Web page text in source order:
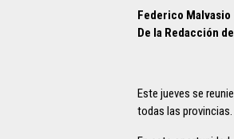
Federico Malvasio
De la Redacción
Este jueves se
todas las provincias.